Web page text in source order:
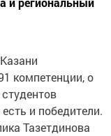
компетенции, о
и победители.
Тазетдинова